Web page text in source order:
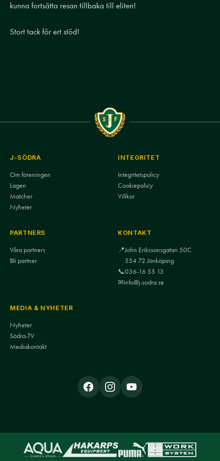
kunna fortsätta resan tillbaka till eliten!
Stort tack för ert stöd!
J-SÖDRA
Om föreningen
Lagen
Matcher
Nyheter
INTEGRITET
Integritetspolicy
Cookiepolicy
Villkor
PARTNERS
Våra partners
Bli partner
KONTAKT
📍John Erikssonsgatan 50C
554 72 Jönköping
📞036-16 55 13
✉info@j-sodra.se
MEDIA & NYHETER
Nyheter
Södra-TV
Mediakontakt